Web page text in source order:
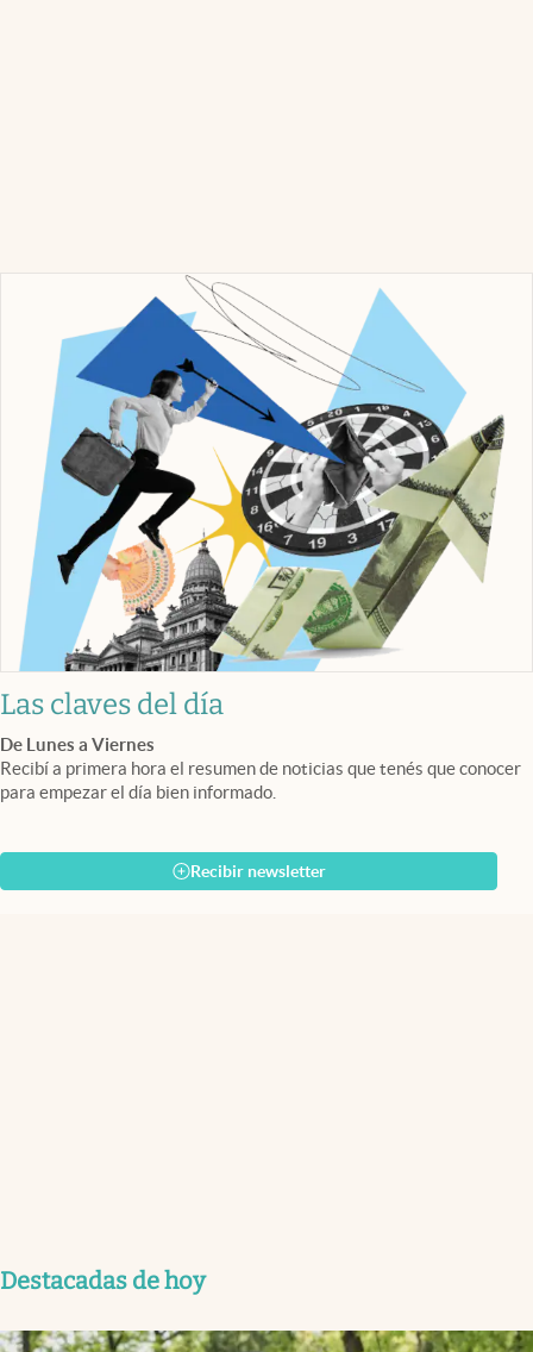
Las claves del día
De Lunes a Viernes
Recibí a primera hora el resumen de noticias que tenés que conocer
para empezar el día bien informado.
Recibir newsletter
Destacadas de hoy